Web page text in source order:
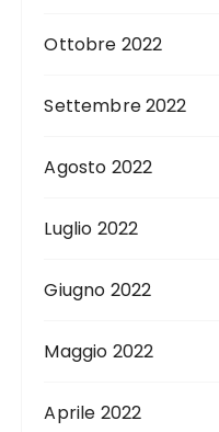
Ottobre 2022
Settembre 2022
Agosto 2022
Luglio 2022
Giugno 2022
Maggio 2022
Aprile 2022